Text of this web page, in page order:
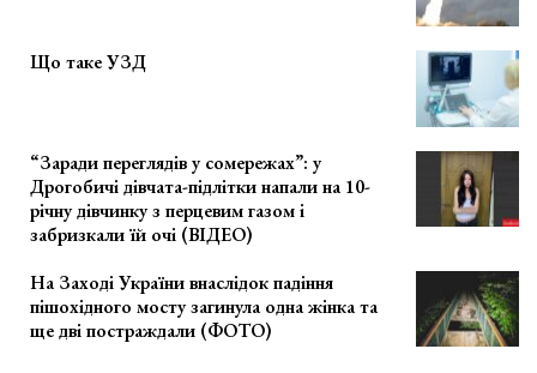
Що таке УЗД
“Заради переглядів у сомережах”: у
Дрогобичі дівчата-підлітки напали на 10-
річну дівчинку з перцевим газом і
забризкали їй очі (ВІДЕО)
На Заході України внаслідок падіння
пішохідного мосту загинула одна жінка та
ще дві постраждали (ФОТО)